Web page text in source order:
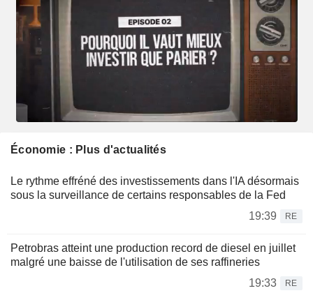
Économie : Plus d'actualités
Le rythme effréné des investissements dans l'IA désormais
sous la surveillance de certains responsables de la Fed
19:39
RE
Petrobras atteint une production record de diesel en juillet
malgré une baisse de l'utilisation de ses raffineries
19:33
RE